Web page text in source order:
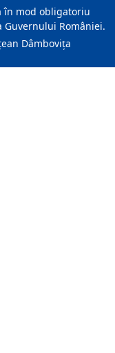
în mod obligatoriu
Guvernului României.
Dâmboviţa